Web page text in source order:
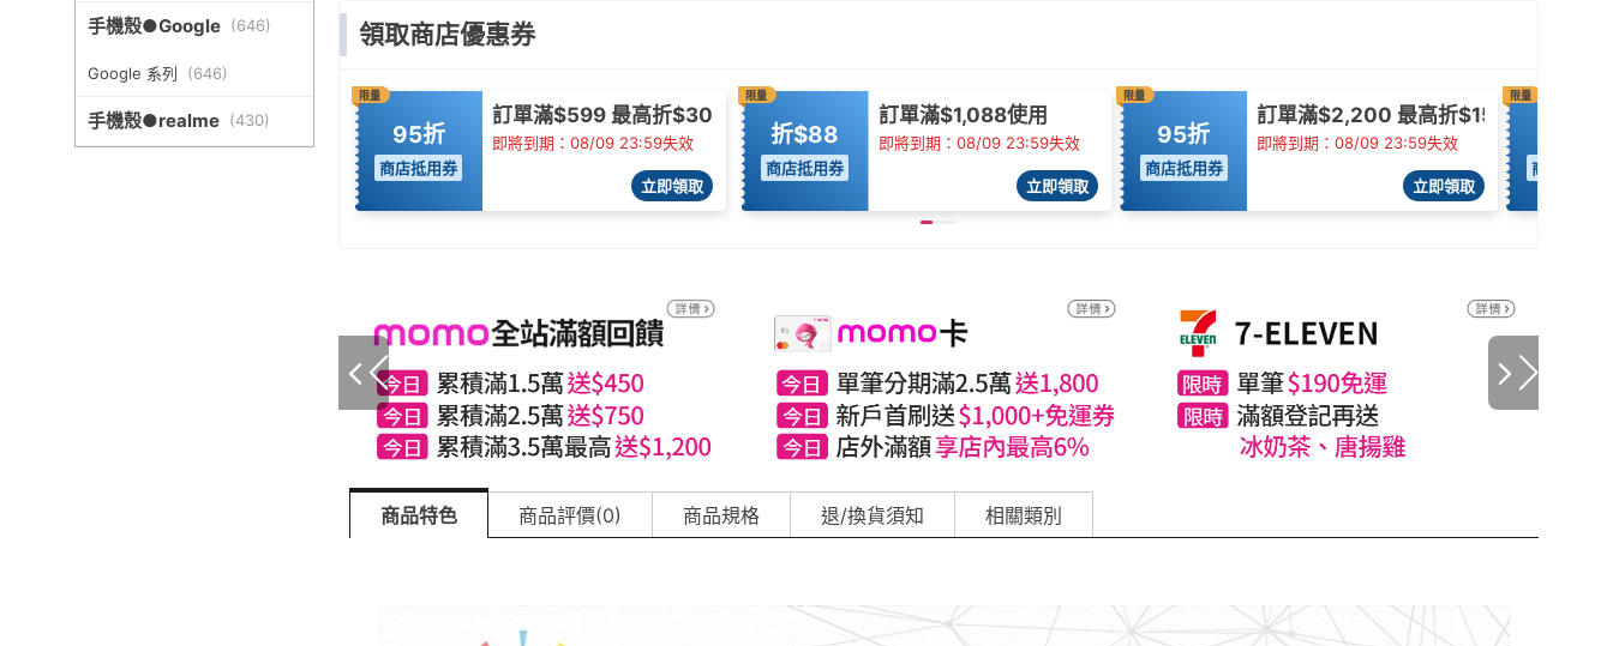
手機殼●Google (646)
Google 系列 (646)
手機殼●realme (430)
領取商店優惠券
限量
95折
商店抵用券
訂單滿$599 最高折$30
即將到期：08/09 23:59失效
立即領取
限量
折$88
商店抵用券
訂單滿$1,088使用
即將到期：08/09 23:59失效
立即領取
限量
95折
商店抵用券
訂單滿$2,200 最高折$150
即將到期：08/09 23:59失效
立即領取
限量
商店抵用券
商品特色 商品評價(0) 商品規格 退/換貨須知 相關類別